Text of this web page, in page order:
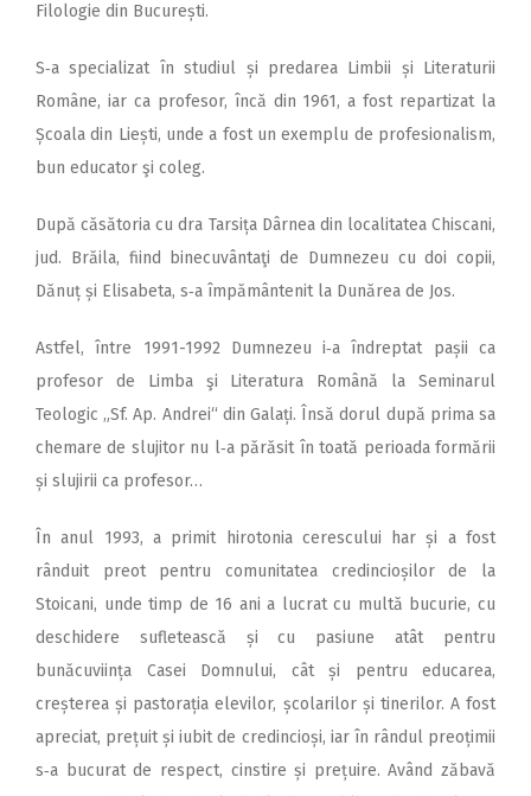
Filologie din București.
S‑a specializat în studiul și predarea Limbii și Literaturii
Române, iar ca profesor, încă din 1961, a fost repartizat la
Școala din Liești, unde a fost un exemplu de profesionalism,
bun educator şi coleg.
După căsătoria cu dra Tarsița Dârnea din localitatea Chiscani,
jud. Brăila, fiind binecuvântaţi de Dumnezeu cu doi copii,
Dănuț și Elisabeta, s‑a împământenit la Dunărea de Jos.
Astfel, între 1991-1992 Dumnezeu i‑a îndreptat pașii ca
profesor de Limba şi Literatura Română la Seminarul
Teologic „Sf. Ap. Andrei“ din Galați. Însă dorul după prima sa
chemare de slujitor nu l‑a părăsit în toată perioada formării
și slujirii ca profesor…
În anul 1993, a primit hirotonia cerescului har și a fost
rânduit preot pentru comunitatea credincioșilor de la
Stoicani, unde timp de 16 ani a lucrat cu multă bucurie, cu
deschidere sufletească și cu pasiune atât pentru
bunăcuviința Casei Domnului, cât și pentru educarea,
creșterea și pastorația elevilor, școlarilor și tinerilor. A fost
apreciat, prețuit și iubit de credincioși, iar în rândul preoțimii
s‑a bucurat de respect, cinstire și prețuire. Având zăbavă